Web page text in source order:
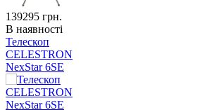
139295 грн.
В наявності
Телескоп
CELESTRON
NexStar 6SE